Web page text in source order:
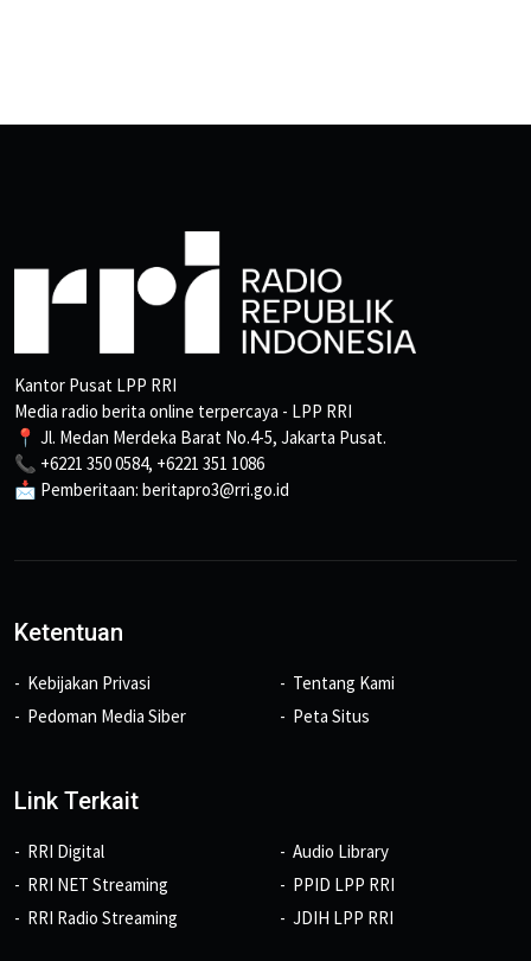
Kantor Pusat LPP RRI
Media radio berita online terpercaya - LPP RRI
📍 Jl. Medan Merdeka Barat No.4-5, Jakarta Pusat.
📞 +6221 350 0584, +6221 351 1086
📩 Pemberitaan: beritapro3@rri.go.id
Ketentuan
Kebijakan Privasi
Pedoman Media Siber
Tentang Kami
Peta Situs
Link Terkait
RRI Digital
RRI NET Streaming
RRI Radio Streaming
Audio Library
PPID LPP RRI
JDIH LPP RRI